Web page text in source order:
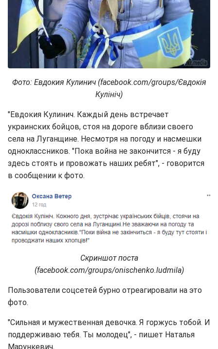
Фото: Евдокия Кулинич (facebook.com/groups/Євдокія
Кулініч)
"Евдокия Кулинич. Каждый день встречает
украинских бойцов, стоя на дороге вблизи своего
села на Луганщине. Несмотря на погоду и насмешки
одноклассников. "Пока война не закончится - я буду
здесь стоять и провожать наших ребят", - говорится
в сообщении к фото.
Скриншот поста
(facebook.com/groups/onischenko.ludmila)
Пользователи соцсетей бурно отреагировали на это
фото.
"Сильная и мужественная девочка. Я горжусь тобой. И
поддерживаю тебя. Ты молодец", - пишет Наталья
Марункевич.